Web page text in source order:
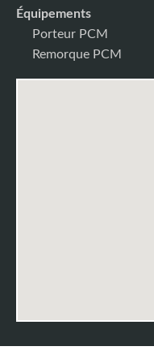
Équipements
Porteur PCM
Remorque PCM